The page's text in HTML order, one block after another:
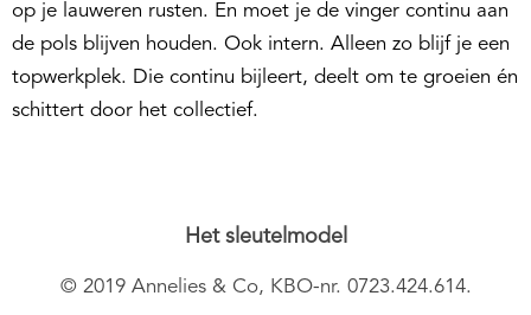
op je lauweren rusten. En moet je de vinger continu aan
de pols blijven houden. Ook intern. Alleen zo blijf je een
topwerkplek. Die continu bijleert, deelt om te groeien én
schittert door het collectief.
Het sleutelmodel
© 2019 Annelies & Co, KBO-nr. 0723.424.614.